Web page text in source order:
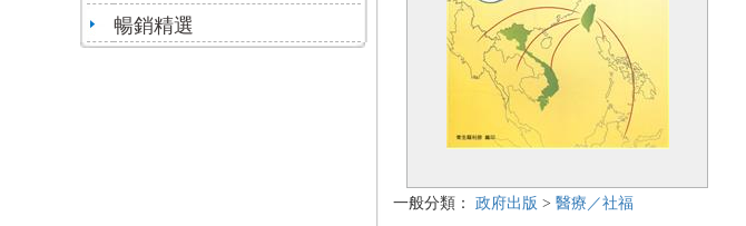
暢銷精選
一般分類： 政府出版 > 醫療／社福